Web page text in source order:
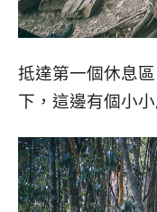
抵達第一個休息
下，這邊有個小